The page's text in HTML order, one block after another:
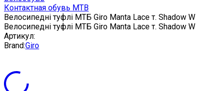
Контактная обувь MTB
Велосипедні туфлі МТБ Giro Manta Lace т. Shadow W
Велосипедні туфлі МТБ Giro Manta Lace т. Shadow W
Артикул:
Brand:Giro